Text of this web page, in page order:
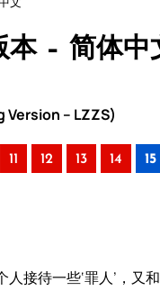
本 – 简体中
– LZZS)
11 12 13 14 15
接待一些‘罪人’，又